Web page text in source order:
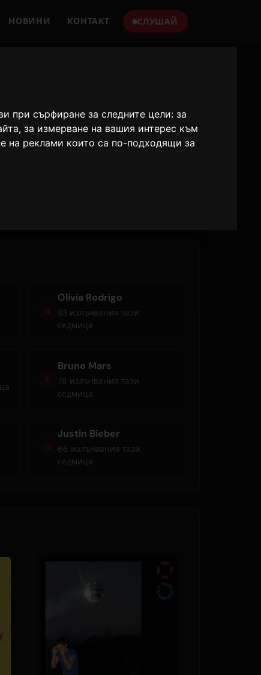
при сърфиране за следните цели:за
,за измерване на вашия интерес към
на реклами които са по-подходящи за
НОВИНИ КОНТАКТ СЛУШАЙ
4
Olivia Rodrigo
83 излъчвания тази
седмица
8
Bruno Mars
76 излъчвания тази
седмица
12
Justin Bieber
66 излъчвания тази
седмица